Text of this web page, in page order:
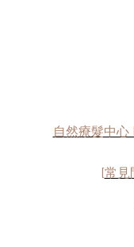
自然療髮中
[常見